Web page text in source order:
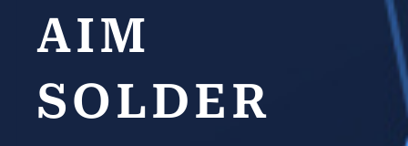
AIM
SOLDER